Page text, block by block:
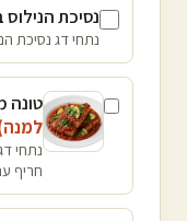
נסיכת
נתחי דג נסיכת
טונה
למנה
נתחי
חריף